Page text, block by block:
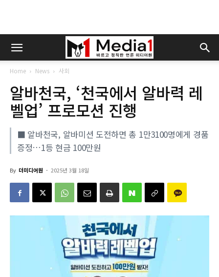
Home News 사회
알바천국, ‘천국에서 알바력 레
벨업’ 프로모션 진행
■ 알바천국, 알바미션 도전하면 총 1만3100명에게 경품
증정…1등 현금 100만원
By 더미디어원 - 2025년 3월 18일